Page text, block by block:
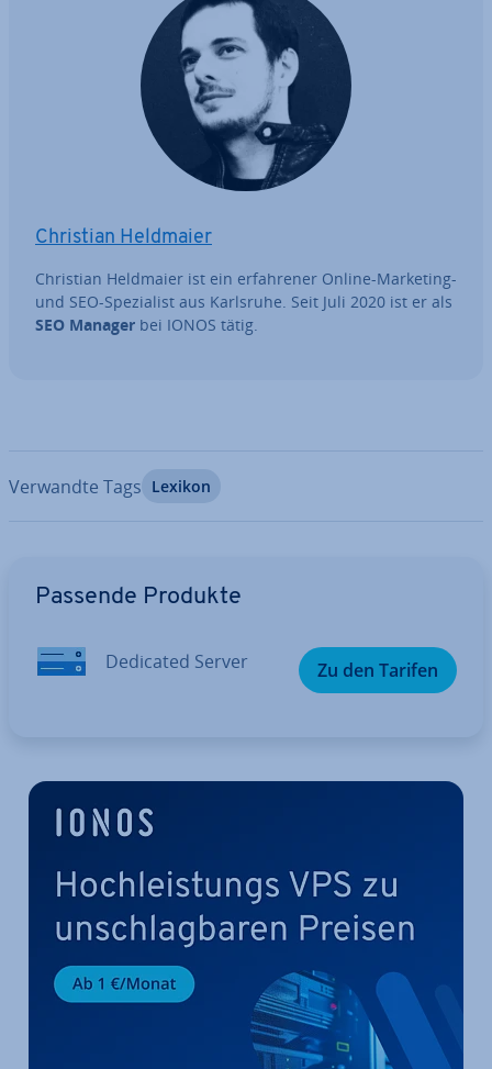
Christian Heldmaier
Christian Heldmaier ist ein er­fah­re­ner Online-Marketing-
und SEO-Spe­zia­list aus Karlsruhe. Seit Juli 2020 ist er als
SEO Manager bei IONOS tätig.
Verwandte Tags Lexikon
Passende Produkte
Dedicated Server Zu den Tarifen